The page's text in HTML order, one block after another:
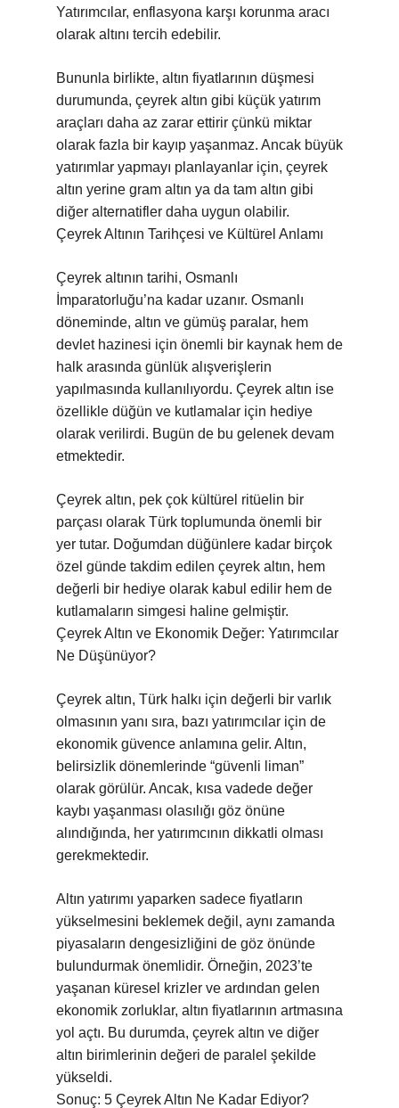
Yatırımcılar, enflasyona karşı korunma aracı
olarak altını tercih edebilir.
Bununla birlikte, altın fiyatlarının düşmesi
durumunda, çeyrek altın gibi küçük yatırım
araçları daha az zarar ettirir çünkü miktar
olarak fazla bir kayıp yaşanmaz. Ancak büyük
yatırımlar yapmayı planlayanlar için, çeyrek
altın yerine gram altın ya da tam altın gibi
diğer alternatifler daha uygun olabilir.
Çeyrek Altının Tarihçesi ve Kültürel Anlamı
Çeyrek altının tarihi, Osmanlı
İmparatorluğu’na kadar uzanır. Osmanlı
döneminde, altın ve gümüş paralar, hem
devlet hazinesi için önemli bir kaynak hem de
halk arasında günlük alışverişlerin
yapılmasında kullanılıyordu. Çeyrek altın ise
özellikle düğün ve kutlamalar için hediye
olarak verilirdi. Bugün de bu gelenek devam
etmektedir.
Çeyrek altın, pek çok kültürel ritüelin bir
parçası olarak Türk toplumunda önemli bir
yer tutar. Doğumdan düğünlere kadar birçok
özel günde takdim edilen çeyrek altın, hem
değerli bir hediye olarak kabul edilir hem de
kutlamaların simgesi haline gelmiştir.
Çeyrek Altın ve Ekonomik Değer: Yatırımcılar
Ne Düşünüyor?
Çeyrek altın, Türk halkı için değerli bir varlık
olmasının yanı sıra, bazı yatırımcılar için de
ekonomik güvence anlamına gelir. Altın,
belirsizlik dönemlerinde “güvenli liman”
olarak görülür. Ancak, kısa vadede değer
kaybı yaşanması olasılığı göz önüne
alındığında, her yatırımcının dikkatli olması
gerekmektedir.
Altın yatırımı yaparken sadece fiyatların
yükselmesini beklemek değil, aynı zamanda
piyasaların dengesizliğini de göz önünde
bulundurmak önemlidir. Örneğin, 2023’te
yaşanan küresel krizler ve ardından gelen
ekonomik zorluklar, altın fiyatlarının artmasına
yol açtı. Bu durumda, çeyrek altın ve diğer
altın birimlerinin değeri de paralel şekilde
yükseldi.
Sonuç: 5 Çeyrek Altın Ne Kadar Ediyor?